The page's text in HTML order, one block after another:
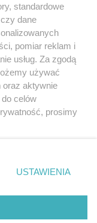
konkursów
"Hej
Jest piątek!"
standardowe
dane
pomiar reklam i
usług. Za zgodą
używać
oraz aktywnie
celów
prosimy
rogu strony
nie wymagają
miały
USTAWIENIA